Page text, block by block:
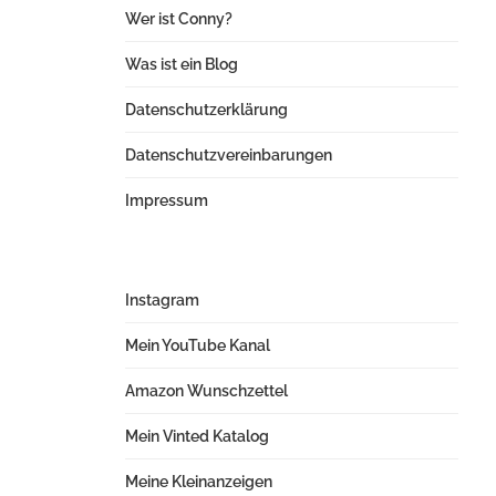
Wer ist Conny?
Was ist ein Blog
Datenschutzerklärung
Datenschutzvereinbarungen
Impressum
Instagram
Mein YouTube Kanal
Amazon Wunschzettel
Mein Vinted Katalog
Meine Kleinanzeigen